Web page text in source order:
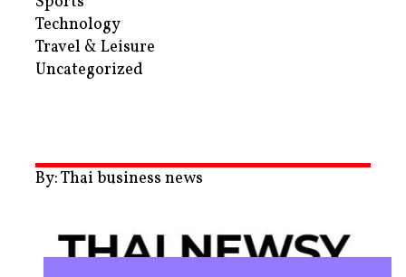
Technology
Travel & Leisure
Uncategorized
By: Thai business news